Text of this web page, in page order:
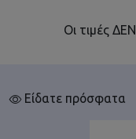
Οι τιμές
Είδατε πρόσφατα